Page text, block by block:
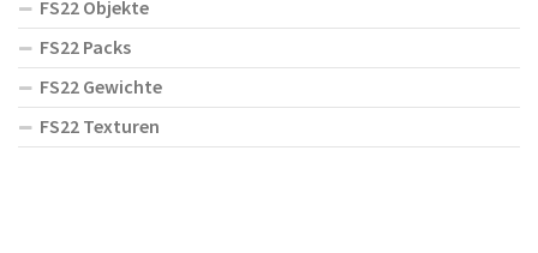
FS22 Objekte
FS22 Packs
FS22 Gewichte
FS22 Texturen